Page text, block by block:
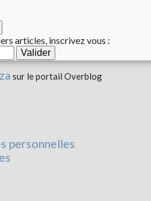
articles, inscrivez vous :
sur le portail Overblog
personnelles